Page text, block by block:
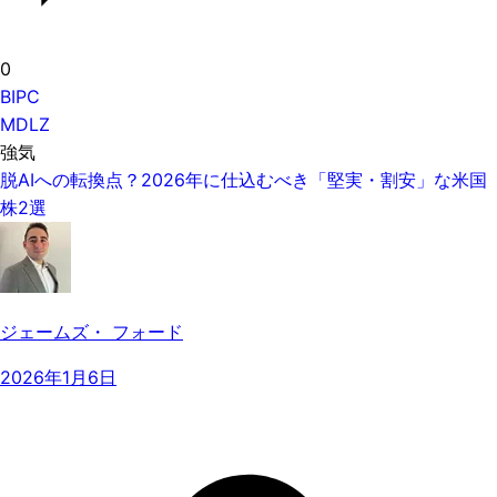
0
BIPC
MDLZ
強気
脱AIへの転換点？2026年に仕込むべき「堅実・割安」な米国
株2選
ジェームズ・ フォード
2026年1月6日